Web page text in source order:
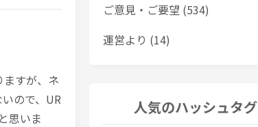
すが、ネ
ので、UR
思いま
ご意見・ご要望 (534)
運営より (14)
人気のハッシュタグ